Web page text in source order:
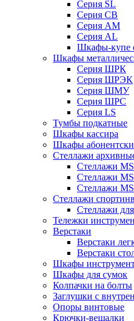
Cерия SL
Серия СВ
Серия АМ
Серия AL
Шкафы-купе
Шкафы
Серия ШРК
Серия ШРЭК
Серия ШМУ
Серия ШРС
Серия LS
Тумбы подкатные
Шкафы кассира
Шкафы
Стеллажи
Стеллажи
Стеллажи
Стеллажи
Стеллажи
Стеллажи
Тележки
Верстаки
Верстаки
Верстаки
Шкафы
Шкафы для сумок
Колпачки на болты
Заглушки с
Опоры винтовые
Крючки-вешалки